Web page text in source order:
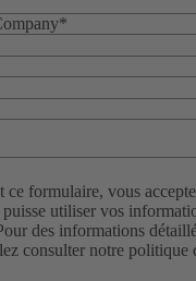
*
ce formulaire, vous
utiliser vos
des informations
consulter notre politique